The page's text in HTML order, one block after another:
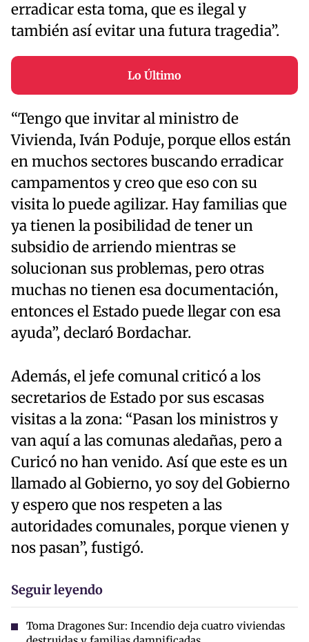
erradicar esta toma, que es ilegal y
también así evitar una futura tragedia”.
Lo Último
“Tengo que invitar al ministro de
Vivienda, Iván Poduje, porque ellos están
en muchos sectores buscando erradicar
campamentos y creo que eso con su
visita lo puede agilizar. Hay familias que
ya tienen la posibilidad de tener un
subsidio de arriendo mientras se
solucionan sus problemas, pero otras
muchas no tienen esa documentación,
entonces el Estado puede llegar con esa
ayuda”, declaró Bordachar.
Además, el jefe comunal criticó a los
secretarios de Estado por sus escasas
visitas a la zona: “Pasan los ministros y
van aquí a las comunas aledañas, pero a
Curicó no han venido. Así que este es un
llamado al Gobierno, yo soy del Gobierno
y espero que nos respeten a las
autoridades comunales, porque vienen y
nos pasan”, fustigó.
Seguir leyendo
Toma Dragones Sur: Incendio deja cuatro viviendas